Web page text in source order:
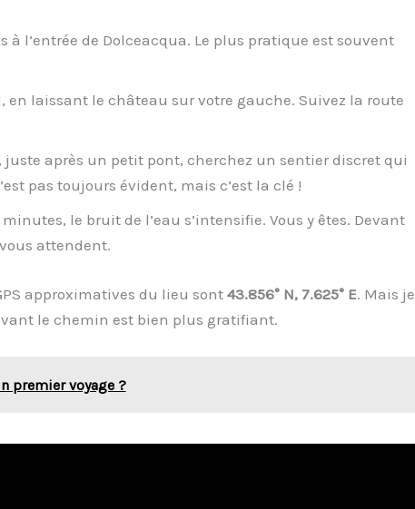
à l’entrée de Dolceacqua. Le plus pratique est souvent
en laissant le château sur votre gauche. Suivez la route
juste après un petit pont, cherchez un sentier discret qui
pas toujours évident, mais c’est la clé !
le bruit de l’eau s’intensifie. Vous y êtes. Devant
attendent.
approximatives du lieu sont 43.856° N, 7.625° E. Mais je
le chemin est bien plus gratifiant.
premier voyage ?